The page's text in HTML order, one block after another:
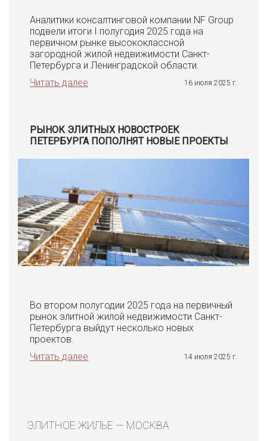
Аналитики консалтинговой компании NF Group
подвели итоги I полугодия 2025 года на
первичном рынке высококлассной
загородной жилой недвижимости Санкт-
Петербурга и Ленинградской области.
Читать далее
16 июля 2025 г.
РЫНОК ЭЛИТНЫХ НОВОСТРОЕК
ПЕТЕРБУРГА ПОПОЛНЯТ НОВЫЕ ПРОЕКТЫ
Во втором полугодии 2025 года на первичный
рынок элитной жилой недвижимости Санкт-
Петербурга выйдут несколько новых
проектов.
Читать далее
14 июля 2025 г.
ЭЛИТНОЕ ЖИЛЬЕ — МОСКВА